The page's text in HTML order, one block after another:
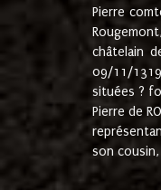
Pierre
châtelain
09/11/1319
situées ?
Pierre de
son cousin,